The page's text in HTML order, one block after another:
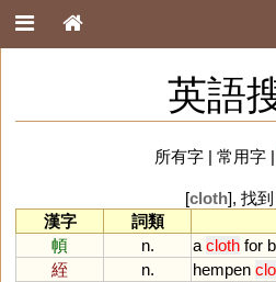
英語
所有字| 常用字|
[cloth], 找
漢字
詞類
幁
n. a cloth for
絰
n. hempen